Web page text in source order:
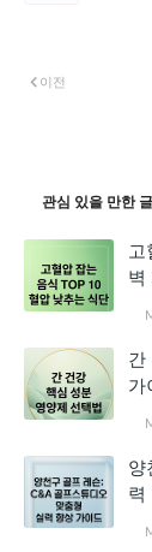
이전
관심 있을 만한 글
고
벽
간
가
양
력